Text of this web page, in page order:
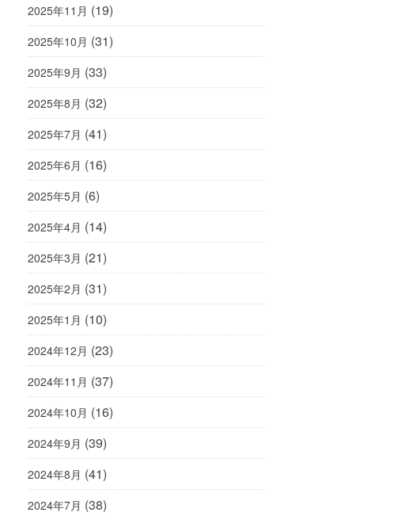
2025年11月 (19)
2025年10月 (31)
2025年9月 (33)
2025年8月 (32)
2025年7月 (41)
2025年6月 (16)
2025年5月 (6)
2025年4月 (14)
2025年3月 (21)
2025年2月 (31)
2025年1月 (10)
2024年12月 (23)
2024年11月 (37)
2024年10月 (16)
2024年9月 (39)
2024年8月 (41)
2024年7月 (38)